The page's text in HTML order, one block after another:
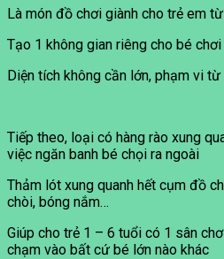
Là món đồ chơi giành cho trẻ em
Tạo 1 không gian riêng cho bé chơi
Diện tích không cần lớn, phạm vi
Tiếp theo, loại có hàng rào xung
việc ngăn banh bé chọi ra ngoài
Thảm lót xung quanh hết cụm đồ
chòi, bóng nắm…
Giúp cho trẻ 1 – 6 tuổi có 1 sân
chạm vào bất cứ bé lớn nào khác